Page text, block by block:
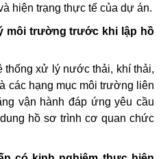
hiện trạng thực tế của dự án.
môi trường trước khi lập hồ
thống xử lý nước thải, khí thải,
các hạng mục môi trường liên
vận hành đáp ứng yêu cầu
hồ sơ trình cơ quan chức